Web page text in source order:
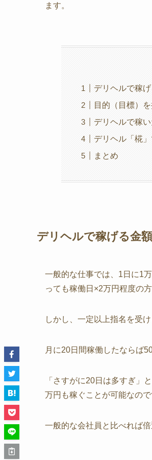
ます。
デリヘルで稼
目的（目標）
デリヘルで稼
デリヘル「椛
まとめ
デリヘルで稼げる金
一般的な仕事では、1日に1
っても稼働日×2万円程度の
しかし、一定以上指名を受
月に20日間稼働したならば
「さすがに20日は多すぎ」
万円も稼ぐことが可能なので
一般的な会社員と比べれば